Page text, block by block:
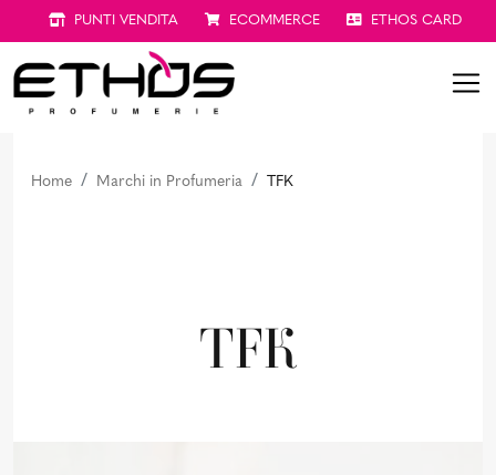
PUNTI VENDITA ECOMMERCE ETHOS CARD
Home Marchi in Profumeria TFK
TFK